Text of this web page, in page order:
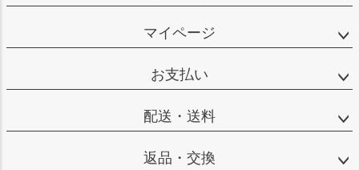
マイページ
お支払い
配送・送料
返品・交換